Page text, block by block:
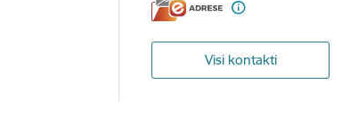
Visi kontakti